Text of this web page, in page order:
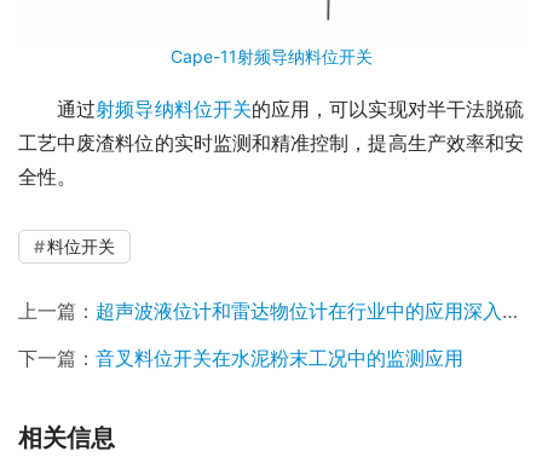
Cape-11射频导纳料位开关
通过射频导纳料位开关的应用，可以实现对半干法脱硫
工艺中废渣料位的实时监测和精准控制，提高生产效率和安
全性。
料位开关
上一篇： 超声波液位计和雷达物位计在行业中的应用深入分析
下一篇： 音叉料位开关在水泥粉末工况中的监测应用
相关信息